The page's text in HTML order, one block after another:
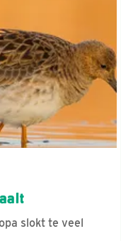
slokt te veel